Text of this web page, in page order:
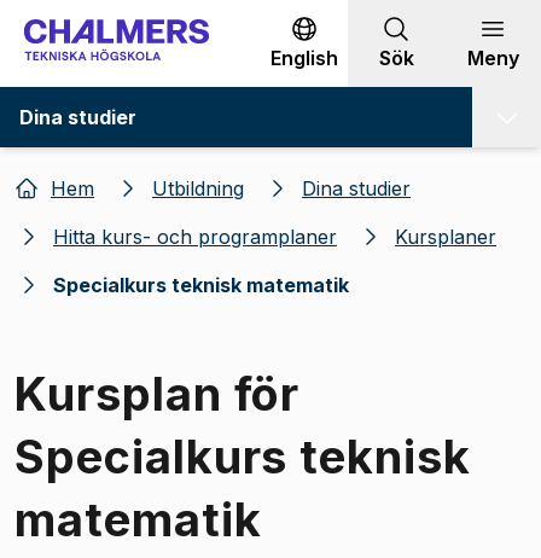
Gå till innehållet
English Sök Meny
Dina studier
Hem Utbildning
Dina studier
Hitta kurs- och programplaner
Kursplaner
Specialkurs teknisk matematik
Kursplan för
Specialkurs teknisk
matematik